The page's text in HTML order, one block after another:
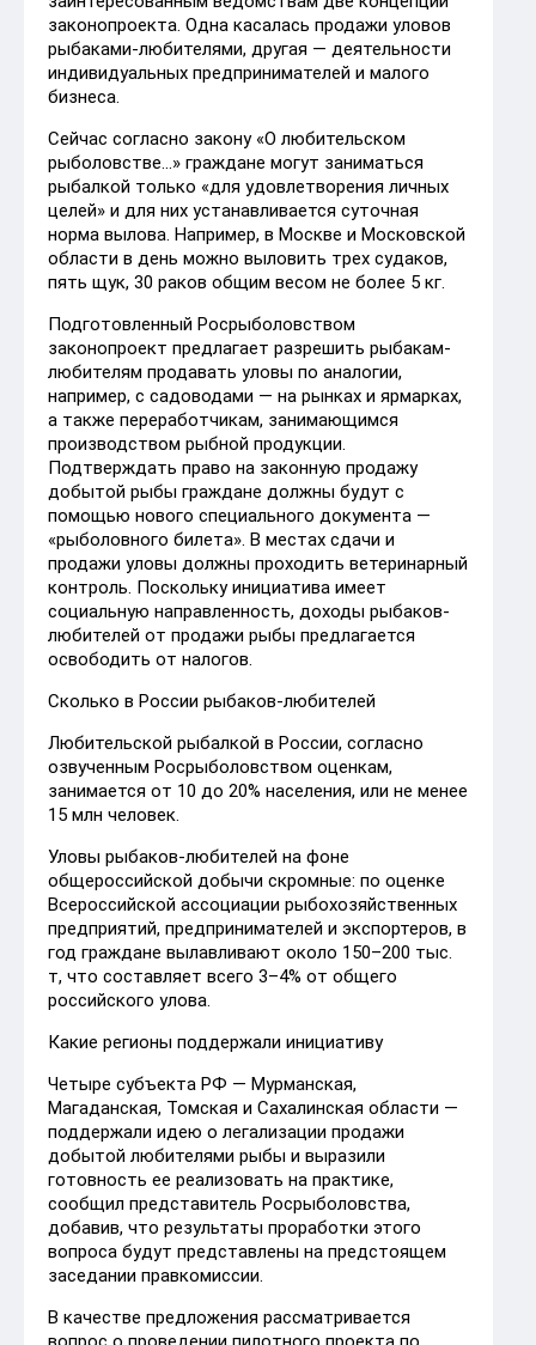
законопроекта. Одна касалась продажи уловов
рыбаками-любителями, другая — деятельности
индивидуальных предпринимателей и малого
бизнеса.
Сейчас согласно закону «О любительском
рыболовстве...» граждане могут заниматься
рыбалкой только «для удовлетворения личных
целей» и для них устанавливается суточная
норма вылова. Например, в Москве и Московской
области в день можно выловить трех судаков,
пять щук, 30 раков общим весом не более 5 кг.
Подготовленный Росрыболовством
законопроект предлагает разрешить рыбакам-
любителям продавать уловы по аналогии,
например, с садоводами — на рынках и ярмарках,
а также переработчикам, занимающимся
производством рыбной продукции.
Подтверждать право на законную продажу
добытой рыбы граждане должны будут с
помощью нового специального документа —
«рыболовного билета». В местах сдачи и
продажи уловы должны проходить ветеринарный
контроль. Поскольку инициатива имеет
социальную направленность, доходы рыбаков-
любителей от продажи рыбы предлагается
освободить от налогов.
Сколько в России рыбаков-любителей
Любительской рыбалкой в России, согласно
озвученным Росрыболовством оценкам,
занимается от 10 до 20% населения, или не менее
15 млн человек.
Уловы рыбаков-любителей на фоне
общероссийской добычи скромные: по оценке
Всероссийской ассоциации рыбохозяйственных
предприятий, предпринимателей и экспортеров, в
год граждане вылавливают около 150–200 тыс.
т, что составляет всего 3–4% от общего
российского улова.
Какие регионы поддержали инициативу
Четыре субъекта РФ — Мурманская,
Магаданская, Томская и Сахалинская области —
поддержали идею о легализации продажи
добытой любителями рыбы и выразили
готовность ее реализовать на практике,
сообщил представитель Росрыболовства,
добавив, что результаты проработки этого
вопроса будут представлены на предстоящем
заседании правкомиссии.
В качестве предложения рассматривается